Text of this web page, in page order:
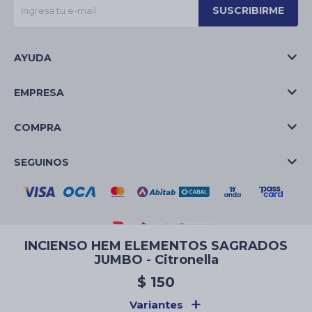
INCIENSO HEM ELEMENTOS SAGRADOS
JUMBO - Citronella
$ 150
Variantes
SUSCRIBIRME
AYUDA
EMPRESA
COMPRA
SEGUINOS
© Copyright 2026 / La Casa de las Velas